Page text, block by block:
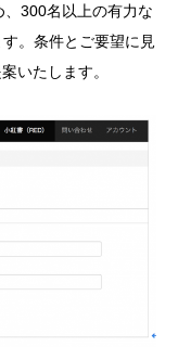
、300名以上の有力な
。条件とご要望に見
いたします。